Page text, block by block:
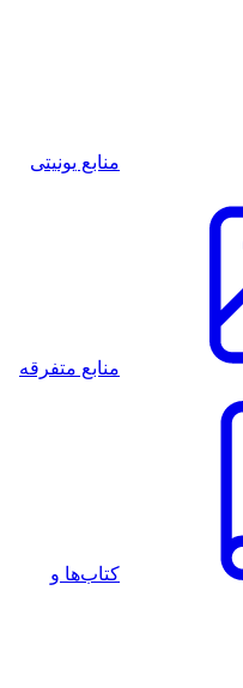
منابع یونیتی
منابع متفرقه
کتاب‌ها و